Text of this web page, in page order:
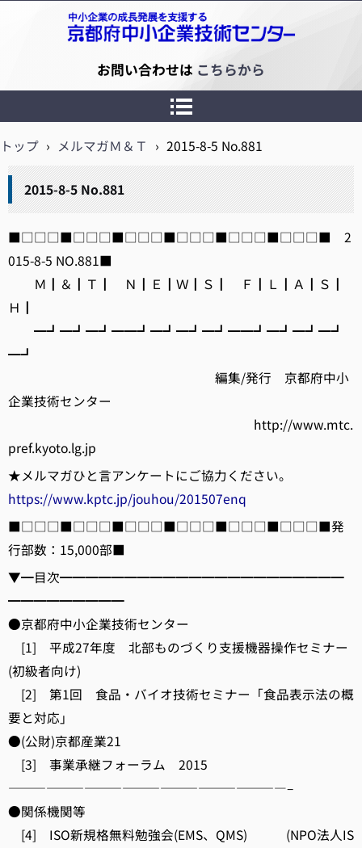
京都府中小企業技術センター
お問い合わせは こちらから
トップ › メルマガＭ＆Ｔ › 2015-8-5 No.881
2015-8-5 No.881
■□□□■□□□■□□□■□□□■□□□■□□□■ 2
015-8-5 NO.881■
Ｍ┃＆┃Ｔ┃ Ｎ┃Ｅ┃Ｗ┃Ｓ┃ Ｆ┃Ｌ┃Ａ┃Ｓ┃
Ｈ┃
━┛━┛━┛━━┛━┛━┛━┛━━┛━┛━┛━┛
━┛
編集/発行 京都府中小
企業技術センター
http://www.mtc.
pref.kyoto.lg.jp
★メルマガひと言アンケートにご協力ください。
https://www.kptc.jp/jouhou/201507enq
■□□□■□□□■□□□■□□□■□□□■□□□■発
行部数：15,000部■
▼━目次━━━━━━━━━━━━━━━━━━━━━━
━━━━━━━━━
●京都府中小企業技術センター
[1] 平成27年度 北部ものづくり支援機器操作セミナー
(初級者向け)
[2] 第1回 食品・バイオ技術セミナー「食品表示法の概
要と対応」
●(公財)京都産業21
[3] 事業承継フォーラム 2015
——————————————————————–
●関係機関等
[4] ISO新規格無料勉強会(EMS、QMS) (NPO法人IS